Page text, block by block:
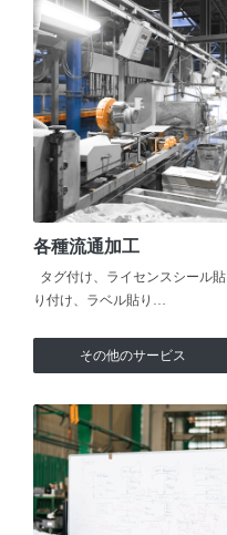
各種流通加工
タグ付け、ライセンスシール貼
り付け、ラベル貼り…
その他のサービス